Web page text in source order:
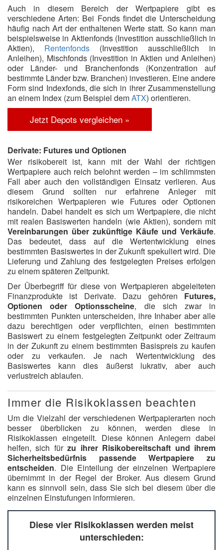
Auch in diesem Bereich der Wertpapiere gibt es
verschiedene Arten: Bei Fonds findet die Unterscheidung
häufig nach Art der enthaltenen Werte statt. So kann man
beispielsweise in Aktienfonds (Investition ausschließlich in
Aktien), Rentenfonds (Investition ausschließlich in
Anleihen), Mischfonds (Investition in Aktien und Anleihen)
oder Länder- und Branchenfonds (Konzentration auf
bestimmte Länder bzw. Branchen) investieren. Eine andere
Form sind Indexfonds, die sich in ihrer Zusammenstellung
an einem Index (zum Beispiel demATX) orientieren.
Jetzt Depots vergleichen »
Derivate: Futures und Optionen
Wer risikobereit ist, kann mit der Wahl der richtigen
Wertpapiere auch reich belohnt werden – im schlimmsten
Fall aber auch den vollständigen Einsatz verlieren. Aus
diesem Grund sollten nur erfahrene Anleger mit
risikoreichen Wertpapieren wie Futures oder Optionen
handeln. Dabei handelt es sich um Wertpapiere, die nicht
mit realen Basiswerten handeln (wie Aktien), sondern mit
Vereinbarungen über zukünftige Käufe und Verkäufe.
Das bedeutet, dass auf die Wertentwicklung eines
bestimmten Basiswertes in der Zukunft spekuliert wird. Die
Lieferung und Zahlung des festgelegten Preises erfolgen
zu einem späteren Zeitpunkt.
Der Überbegriff für diese von Wertpapieren abgeleiteten
Finanzprodukte ist Derivate. Dazu gehören Futures,
Optionen oder Optionsscheine, die sich zwar in
bestimmten Punkten unterscheiden, ihre Inhaber aber alle
dazu berechtigen oder verpflichten, einen bestimmten
Basiswert zu einem festgelegten Zeitpunkt oder Zeitraum
in der Zukunft zu einem bestimmten Basispreis zu kaufen
oder zu verkaufen. Je nach Wertentwicklung des
Basiswertes kann dies äußerst lukrativ, aber auch
verlustreich ablaufen.
Immer die Risikoklassen beachten
Um die Vielzahl der verschiedenen Wertpapierarten noch
besser überblicken zu können, werden diese in
Risikoklassen eingeteilt. Diese können Anlegern dabei
helfen, sich fürzu ihrer Risikobereitschaft und ihrem
Sicherheitsbedürfnis passende Wertpapiere zu
entscheiden. Die Einteilung der einzelnen Wertpapiere
übernimmt in der Regel der Broker. Aus diesem Grund
kann es sinnvoll sein, dass Sie sich bei diesem über die
einzelnen Einstufungen informieren.
Diese vier Risikoklassen werden meist
unterschieden: